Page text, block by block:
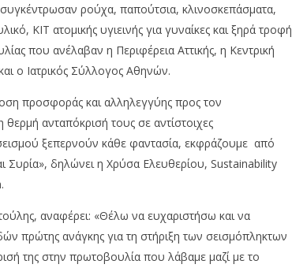
για το
Hellas 2026
Η MDRT Hellas στο MDRT Annual
Meeting 2026: Γνώση,
έμπνευση και παγκόσμια
δικτύωση
22
Φεβρουαρίου,
2023
Insurance
News
συγκέντρωσαν ρούχα, παπούτσια, κλινοσκεπάσματα,
KIT ατομικής υγιεινής για γυναίκες και ξηρά τροφή
που ανέλαβαν η Περιφέρεια Αττικής, η Κεντρική
ο Ιατρικός Σύλλογος Αθηνών.
προσφοράς και αλληλεγγύης προς τον
ανταπόκρισή τους σε αντίστοιχες
ξεπερνούν κάθε φαντασία, εκφράζουμε από
Συρία», δηλώνει η Χρύσα Ελευθερίου, Sustainability
αναφέρει: «Θέλω να ευχαριστήσω και να
πρώτης ανάγκης για τη στήριξη των σεισμόπληκτων
της στην πρωτοβουλία που λάβαμε μαζί με το